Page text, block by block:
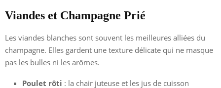
Viandes et Champagne Prié
Les viandes blanches sont souvent les meilleures alliées du
champagne. Elles gardent une texture délicate qui ne masque
pas les bulles ni les arômes.
Poulet rôti : la chair juteuse et les jus de cuisson